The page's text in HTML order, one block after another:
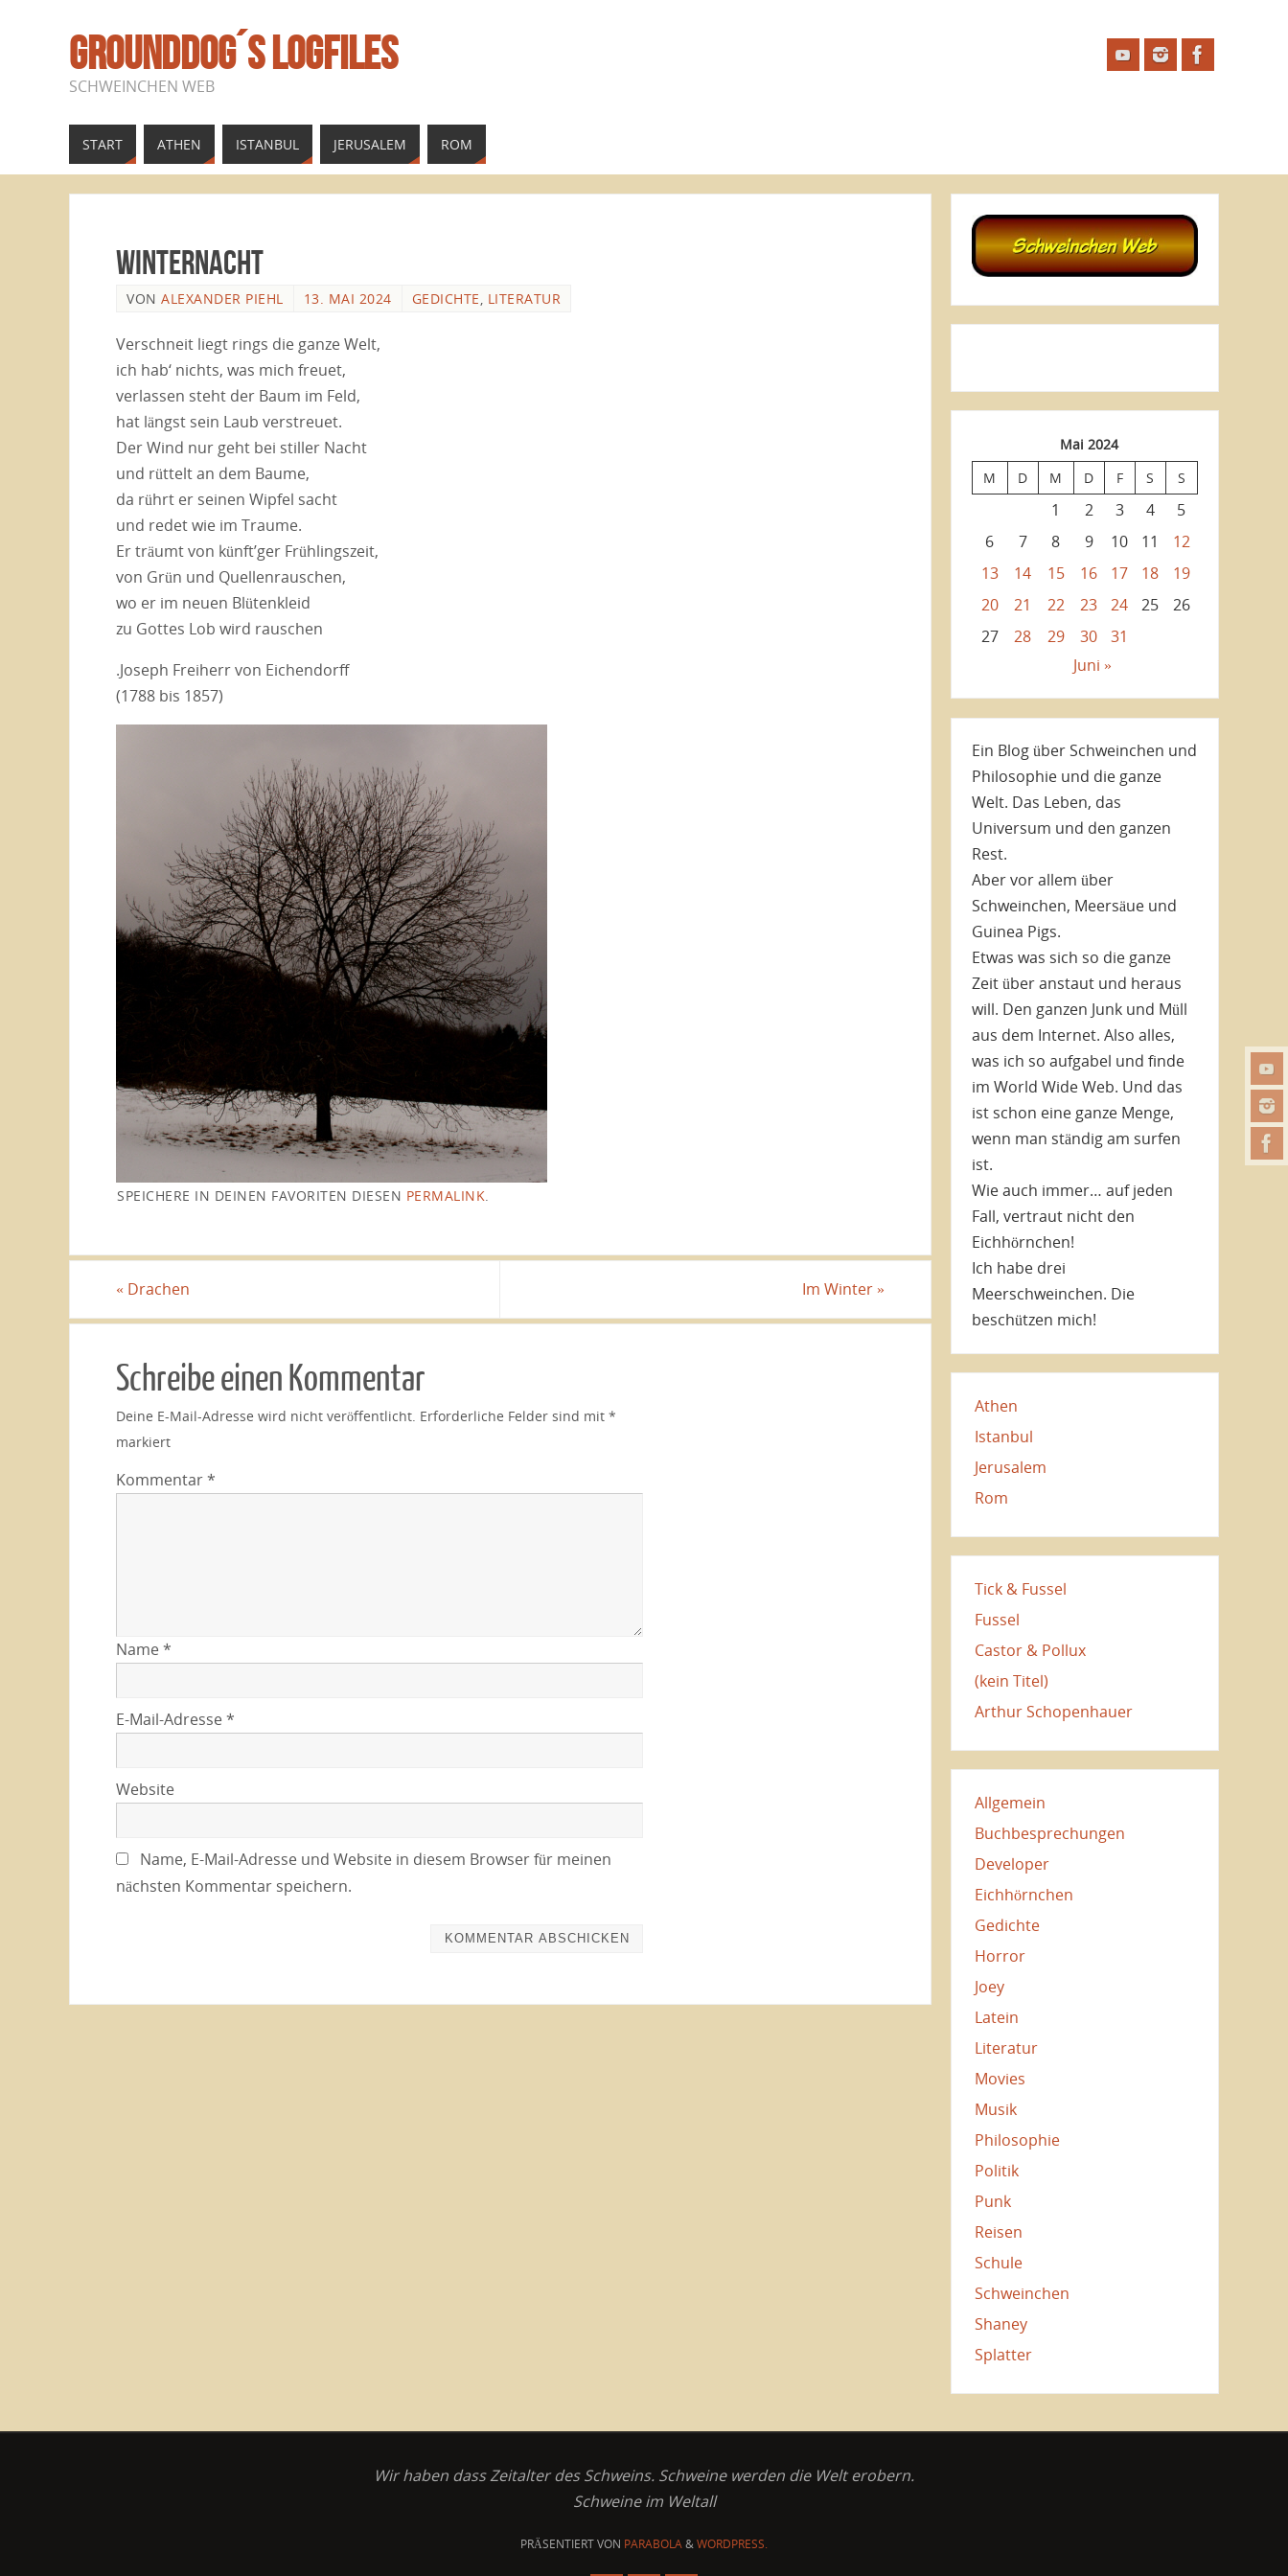
GROUNDDOG´S LOGFILES
SCHWEINCHEN WEB
START ATHEN ISTANBUL JERUSALEM ROM
Winternacht
VON ALEXANDER PIEHL 13. MAI 2024 GEDICHTE, LITERATUR
Verschneit liegt rings die ganze Welt,
ich hab‘ nichts, was mich freuet,
verlassen steht der Baum im Feld,
hat längst sein Laub verstreuet.
Der Wind nur geht bei stiller Nacht
und rüttelt an dem Baume,
da rührt er seinen Wipfel sacht
und redet wie im Traume.
Er träumt von künft’ger Frühlingszeit,
von Grün und Quellenrauschen,
wo er im neuen Blütenkleid
zu Gottes Lob wird rauschen
.Joseph Freiherr von Eichendorff
(1788 bis 1857)
SPEICHERE IN DEINEN FAVORITEN DIESEN PERMALINK
« Drachen Im Winter »
Schreibe einen Kommentar
Deine E-Mail-Adresse wird nicht veröffentlicht. Erforderliche Felder sind mit *
markiert
Kommentar*
Name*
E-Mail-Adresse*
Website
Name, E-Mail-Adresse und Website in diesem Browser für meinen
nächsten Kommentar speichern.
Mai 2024
M
D M D F S S
1 2 3 4
5
6
7 8 9 10 11
12
13
14 15 16 17 18
19
20
21 22 23 24 25
26
27
28 29 30
31
Juni »
Ein Blog über Schweinchen und
Philosophie und die ganze
Welt. Das Leben, das
Universum und den ganzen
Rest.
Aber vor allem über
Schweinchen, Meersäue und
Guinea Pigs.
Etwas was sich so die ganze
Zeit über anstaut und heraus
will. Den ganzen Junk und Müll
aus dem Internet. Also alles,
was ich so aufgabel und finde
im World Wide Web. Und das
ist schon eine ganze Menge,
wenn man ständig am surfen
ist.
Wie auch immer… auf jeden
Fall, vertraut nicht den
Eichhörnchen!
Ich habe drei
Meerschweinchen. Die
beschützen mich!
Athen
Istanbul
Jerusalem
Rom
Tick & Fussel
Fussel
Castor & Pollux
(kein Titel)
Arthur Schopenhauer
Allgemein
Buchbesprechungen
Developer
Eichhörnchen
Gedichte
Horror
Joey
Latein
Literatur
Movies
Musik
Philosophie
Politik
Punk
Reisen
Schule
Schweinchen
Shaney
Splatter
Wir haben dass Zeitalter des Schweins. Schweine werden die Welt erobern.
Schweine im Weltall
PRÄSENTIERT VON PARABOLA&WORDPRESS.